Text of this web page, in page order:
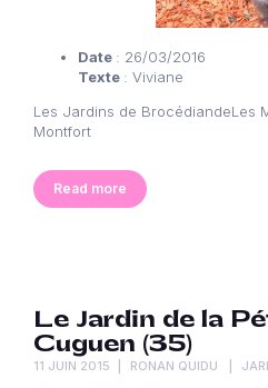
Date : 26/03/2016
Texte : Viviane
Les Jardins de BrocédiandeLes
Montfort
Read more
Le Jardin de la
Cuguen (35)
11 JUIN 2015 RONAN QUIDU